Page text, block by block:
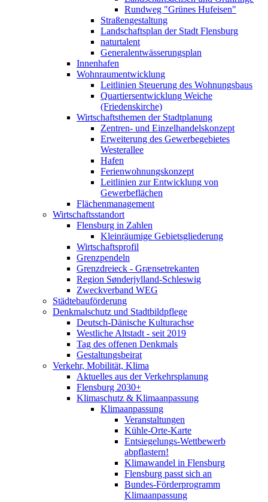
Rundweg "Grünes Hufeisen"
Straßengestaltung
Landschaftsplan der Stadt Flensburg
naturtalent
Generalentwässerungsplan
Innenhafen
Wohnraumentwicklung
Leitlinien Steuerung des Wohnungsbaus
Quartiersentwicklung Weiche
(Friedenskirche)
Wirtschaftsthemen der Stadtplanung
Zentren- und Einzelhandelskonzept
Erweiterung des Gewerbegebietes
Westerallee
Hafen
Ferienwohnungskonzept
Leitlinien zur Entwicklung von
Gewerbeflächen
Flächenmanagement
Wirtschaftsstandort
Flensburg in Zahlen
Kleinräumige Gebietsgliederung
Wirtschaftsprofil
Grenzpendeln
Grenzdreieck - Grænsetrekanten
Region Sønderjylland-Schleswig
Zweckverband WEG
Städtebauförderung
Denkmalschutz und Stadtbildpflege
Deutsch-Dänische Kulturachse
Westliche Altstadt - seit 2019
Tag des offenen Denkmals
Gestaltungsbeirat
Verkehr, Mobilität, Klima
Aktuelles aus der Verkehrsplanung
Flensburg 2030+
Klimaschutz & Klimaanpassung
Klimaanpassung
Veranstaltungen
Kühle-Orte-Karte
Entsiegelungs-Wettbewerb
abpflastern!
Klimawandel in Flensburg
Flensburg passt sich an
Bundes-Förderprogramm
Klimaanpassung